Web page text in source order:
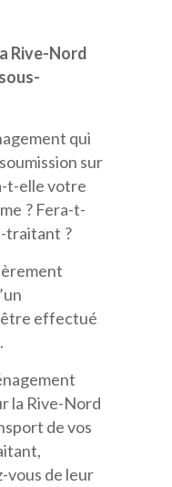
Rive-Nord
qui
sur
t-elle votre
? Fera-t-
traitant ?
effectué
la Rive-Nord
de vos
de leur